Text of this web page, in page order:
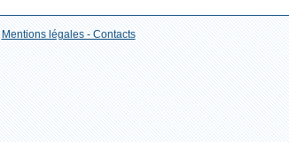
Mentions légales - Contacts